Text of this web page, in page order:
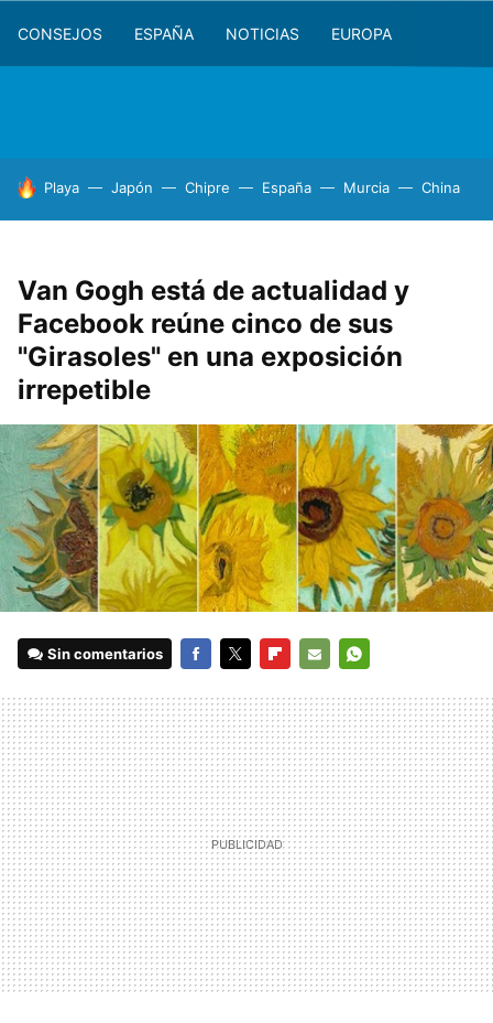
CONSEJOS ESPAÑA NOTICIAS EUROPA
HOY SE HABLA DE
Playa Japón Chipre España Murcia China
Van Gogh está de actualidad y
Facebook reúne cinco de sus
"Girasoles" en una exposición
irrepetible
Sin comentarios
MAIL